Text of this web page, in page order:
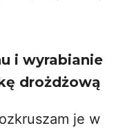
i wyrabianie
drożdżową
je w